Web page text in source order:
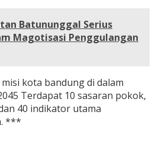
Batununggal Serius
Magotisasi Penggulangan
kota bandung di dalam
Terdapat 10 sasaran pokok,
40 indikator utama
***